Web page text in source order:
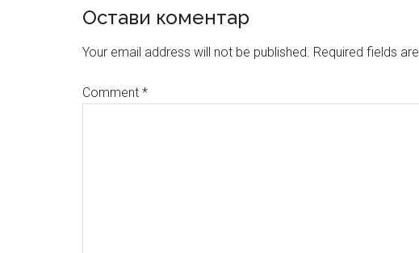
Reader
Interactions
Остави коментар
Your email address will not be published. Required fields
Comment *